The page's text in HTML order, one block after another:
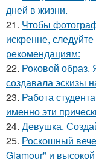
дней в жизни.
21. Чтобы
искренне,
рекомендациям:
22. Роковой образ.
создавала эскизы
23. Работа
именно эти
24. Девушка.
25. Роскошный
Glamour" и